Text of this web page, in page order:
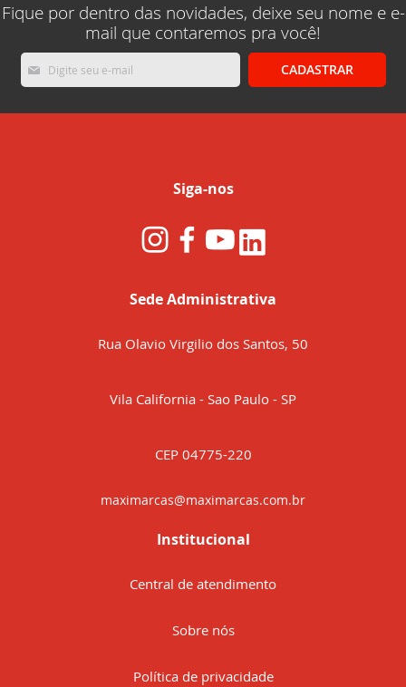
Fique por dentro das novidades, deixe seu nome e e-
mail que contaremos pra você!
Inscreva-
se
nossa
CADASTRAR
Siga-nos
Sede Administrativa
Rua Olavio Virgilio dos Santos, 50
Vila California - Sao Paulo - SP
CEP 04775-220
maximarcas@maximarcas.com.br
Institucional
Central de atendimento
Sobre nós
Política de privacidade